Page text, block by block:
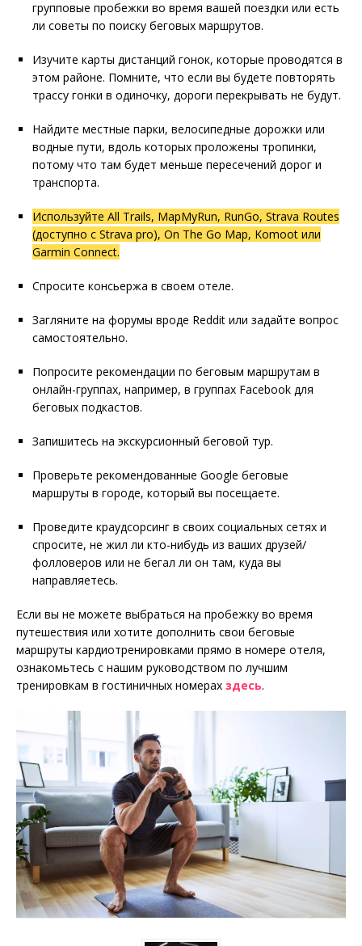
групповые пробежки во время вашей поездки или есть
ли советы по поиску беговых маршрутов.
Изучите карты дистанций гонок, которые проводятся в
этом районе. Помните, что если вы будете повторять
трассу гонки в одиночку, дороги перекрывать не будут.
Найдите местные парки, велосипедные дорожки или
водные пути, вдоль которых проложены тропинки,
потому что там будет меньше пересечений дорог и
транспорта.
Используйте All Trails, MapMyRun, RunGo, Strava Routes
(доступно с Strava pro), On The Go Map, Komoot или
Garmin Connect.
Спросите консьержа в своем отеле.
Загляните на форумы вроде Reddit или задайте вопрос
самостоятельно.
Попросите рекомендации по беговым маршрутам в
онлайн-группах, например, в группах Facebook для
беговых подкастов.
Запишитесь на экскурсионный беговой тур.
Проверьте рекомендованные Google беговые
маршруты в городе, который вы посещаете.
Проведите краудсорсинг в своих социальных сетях и
спросите, не жил ли кто-нибудь из ваших друзей/
фолловеров или не бегал ли он там, куда вы
направляетесь.
Если вы не можете выбраться на пробежку во время
путешествия или хотите дополнить свои беговые
маршруты кардиотренировками прямо в номере отеля,
ознакомьтесь с нашим руководством по лучшим
тренировкам в гостиничных номерах здесь.